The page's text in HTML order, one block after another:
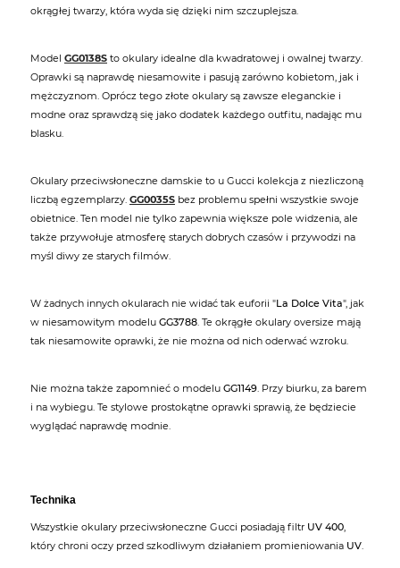
okrągłej twarzy, która wyda się dzięki nim szczuplejsza.
Model GG0138S to okulary idealne dla kwadratowej i owalnej twarzy.
Oprawki są naprawdę niesamowite i pasują zarówno kobietom, jak i
mężczyznom. Oprócz tego złote okulary są zawsze eleganckie i
modne oraz sprawdzą się jako dodatek każdego outfitu, nadając mu
blasku.
Okulary przeciwsłoneczne damskie to u Gucci kolekcja z niezliczoną
liczbą egzemplarzy. GG0035S bez problemu spełni wszystkie swoje
obietnice. Ten model nie tylko zapewnia większe pole widzenia, ale
także przywołuje atmosferę starych dobrych czasów i przywodzi na
myśl diwy ze starych filmów.
W żadnych innych okularach nie widać tak euforii "La Dolce Vita", jak
w niesamowitym modelu GG3788. Te okrągłe okulary oversize mają
tak niesamowite oprawki, że nie można od nich oderwać wzroku.
Nie można także zapomnieć o modelu GG1149. Przy biurku, za barem
i na wybiegu. Te stylowe prostokątne oprawki sprawią, że będziecie
wyglądać naprawdę modnie.
Technika
Wszystkie okulary przeciwsłoneczne Gucci posiadają filtr UV 400,
który chroni oczy przed szkodliwym działaniem promieniowania UV.